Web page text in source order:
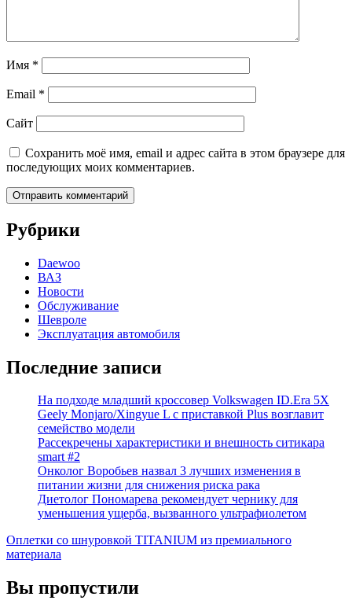
Имя *
Email *
Сайт
Сохранить моё имя, email и адрес сайта в этом браузере для
последующих моих комментариев.
Рубрики
Daewoo
ВАЗ
Новости
Обслуживание
Шевроле
Эксплуатация автомобиля
Последние записи
На подходе младший кроссовер Volkswagen ID.Era 5X
Geely Monjaro/Xingyue L с приставкой Plus возглавит
семейство модели
Рассекречены характеристики и внешность ситикара
smart #2
Онколог Воробьев назвал 3 лучших изменения в
питании жизни для снижения риска рака
Диетолог Пономарева рекомендует чернику для
уменьшения ущерба, вызванного ультрафиолетом
Оплетки со шнуровкой TITANIUM из премиального
материала
Вы пропустили